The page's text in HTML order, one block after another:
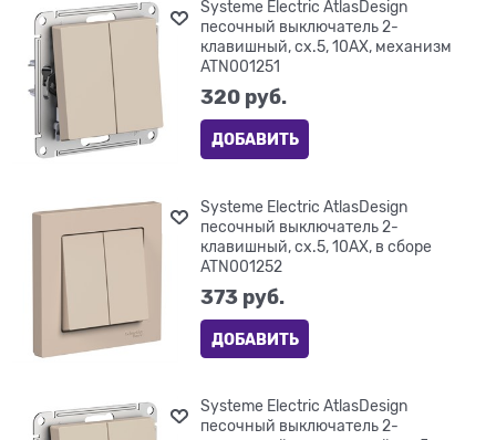
Systeme Electric AtlasDesign
песочный выключатель 2-
клавишный, сх.5, 10АХ, механизм
ATN001251
320 руб.
ДОБАВИТЬ
Systeme Electric AtlasDesign
песочный выключатель 2-
клавишный, сх.5, 10АХ, в сборе
ATN001252
373 руб.
ДОБАВИТЬ
Systeme Electric AtlasDesign
песочный выключатель 2-